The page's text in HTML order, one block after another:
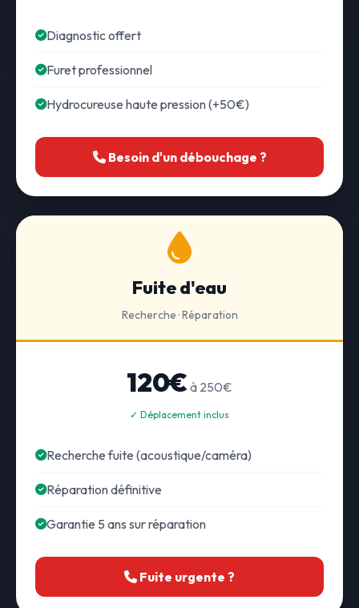
Diagnostic offert
Furet professionnel
Hydrocureuse haute pression (+50€)
Besoin d'un débouchage ?
Fuite d'eau
Recherche · Réparation
120€ à 250€
✓ Déplacement inclus
Recherche fuite (acoustique/caméra)
Réparation définitive
Garantie 5 ans sur réparation
Fuite urgente ?